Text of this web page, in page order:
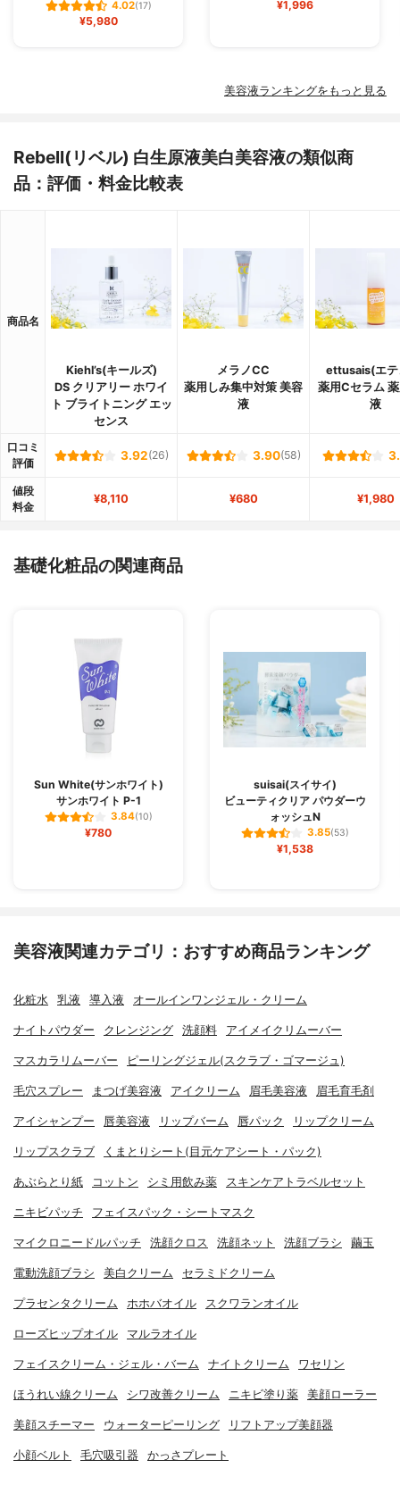
4.02(17)
¥5,980
¥1,996
美容液ランキングをもっと見る
Rebell(リベル) 白生原液美白美容液の類似商
品：評価・料金比較表
商品名
Kiehl’s(キールズ)
DS クリアリー ホワイ
ト ブライトニング エッ
センス
メラノCC
薬用しみ集中対策 美容
液
ettusais(エテ
薬用Cセラム
液
口コミ
評価
3.92(26) 3.90(58)
値段
料金
¥8,110 ¥680 ¥1,980
基礎化粧品の関連商品
Sun White(サンホワイト)
サンホワイト P-1
3.84(10)
¥780
suisai(スイサイ)
ビューティクリア パウダーウ
ォッシュN
3.85(53)
¥1,538
美容液関連カテゴリ：おすすめ商品ランキング
化粧水 乳液 導入液 オールインワンジェル・クリーム
ナイトパウダー クレンジング 洗顔料 アイメイクリムーバー
マスカラリムーバー ピーリングジェル(スクラブ・ゴマージュ)
毛穴スプレー まつげ美容液 アイクリーム 眉毛美容液 眉毛育毛剤
アイシャンプー 唇美容液 リップバーム 唇パック リップクリーム
リップスクラブ くまとりシート(目元ケアシート・パック)
あぶらとり紙 コットン シミ用飲み薬 スキンケアトラベルセット
ニキビパッチ フェイスパック・シートマスク
マイクロニードルパッチ 洗顔クロス 洗顔ネット 洗顔ブラシ 繭玉
電動洗顔ブラシ 美白クリーム セラミドクリーム
プラセンタクリーム ホホバオイル スクワランオイル
ローズヒップオイル マルラオイル
フェイスクリーム・ジェル・バーム ナイトクリーム ワセリン
ほうれい線クリーム シワ改善クリーム ニキビ塗り薬 美顔ローラー
美顔スチーマー ウォーターピーリング リフトアップ美顔器
小顔ベルト 毛穴吸引器 かっさプレート